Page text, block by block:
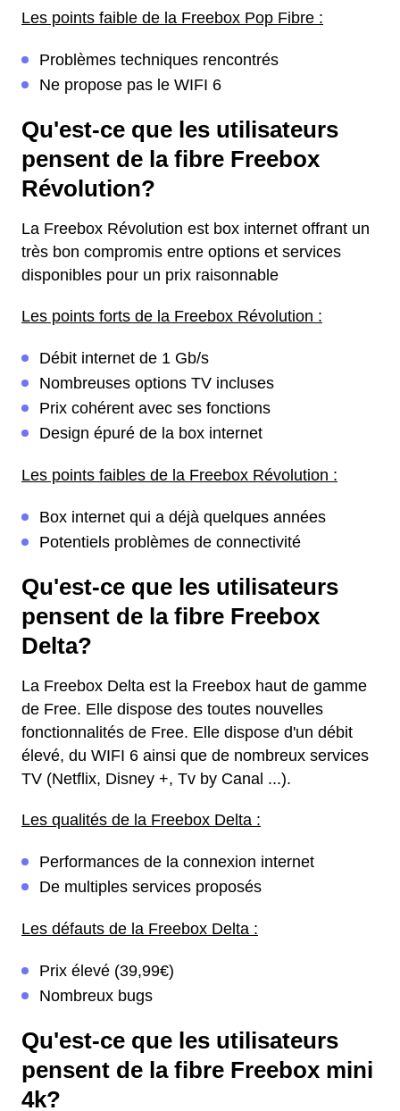
Les points faible de la Freebox Pop Fibre :
Problèmes techniques rencontrés
Ne propose pas le WIFI 6
Qu'est-ce que les utilisateurs
pensent de la fibre Freebox
Révolution?
La Freebox Révolution est box internet offrant un
très bon compromis entre options et services
disponibles pour un prix raisonnable
Les points forts de la Freebox Révolution :
Débit internet de 1 Gb/s
Nombreuses options TV incluses
Prix cohérent avec ses fonctions
Design épuré de la box internet
Les points faibles de la Freebox Révolution :
Box internet qui a déjà quelques années
Potentiels problèmes de connectivité
Qu'est-ce que les utilisateurs
pensent de la fibre Freebox
Delta?
La Freebox Delta est la Freebox haut de gamme
de Free. Elle dispose des toutes nouvelles
fonctionnalités de Free. Elle dispose d'un débit
élevé, du WIFI 6 ainsi que de nombreux services
TV (Netflix, Disney +, Tv by Canal ...).
Les qualités de la Freebox Delta :
Performances de la connexion internet
De multiples services proposés
Les défauts de la Freebox Delta :
Prix élevé (39,99€)
Nombreux bugs
Qu'est-ce que les utilisateurs
pensent de la fibre Freebox mini
4k?